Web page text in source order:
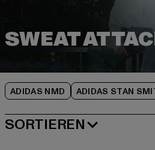
ADIDAS NMD ADIDAS STAN
SORTIEREN
NEUESTE